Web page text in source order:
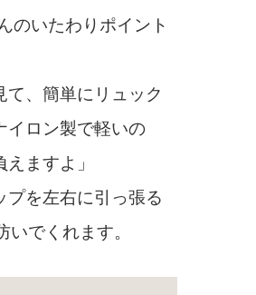
のいたわりポイント
て、簡単にリュック
イロン製で軽いの
ますよ」
を左右に引っ張る
でくれます。